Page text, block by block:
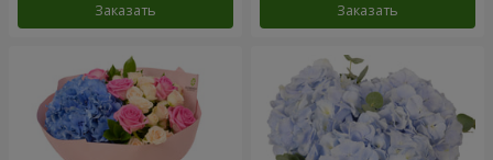
Заказать Заказать